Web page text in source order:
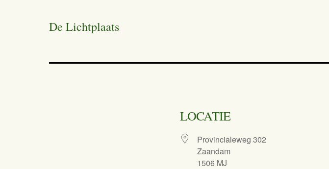
De Lichtplaats
LOCATIE
Provincialeweg 302
Zaandam
1506 MJ